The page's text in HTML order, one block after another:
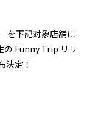
下記対象店舗に
の Funny Trip リリ
決定！